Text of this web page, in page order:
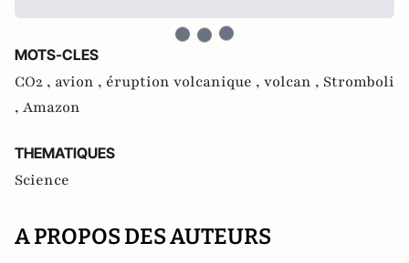
MOTS-CLES
CO2 , avion , éruption volcanique , volcan , Stromboli
, Amazon
THEMATIQUES
Science
A PROPOS DES AUTEURS